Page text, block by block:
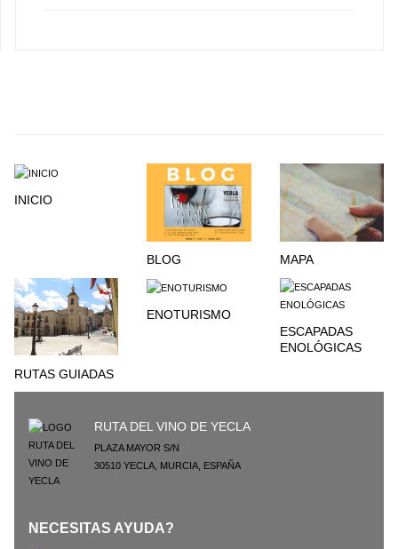
INICIO
BLOG MAPA
RUTAS GUIADAS
ENOTURISMO
ESCAPADAS
ENOLÓGICAS
RUTA DEL VINO DE YECLA
PLAZA MAYOR S/N
30510 YECLA, MURCIA, ESPAÑA
NECESITAS AYUDA?